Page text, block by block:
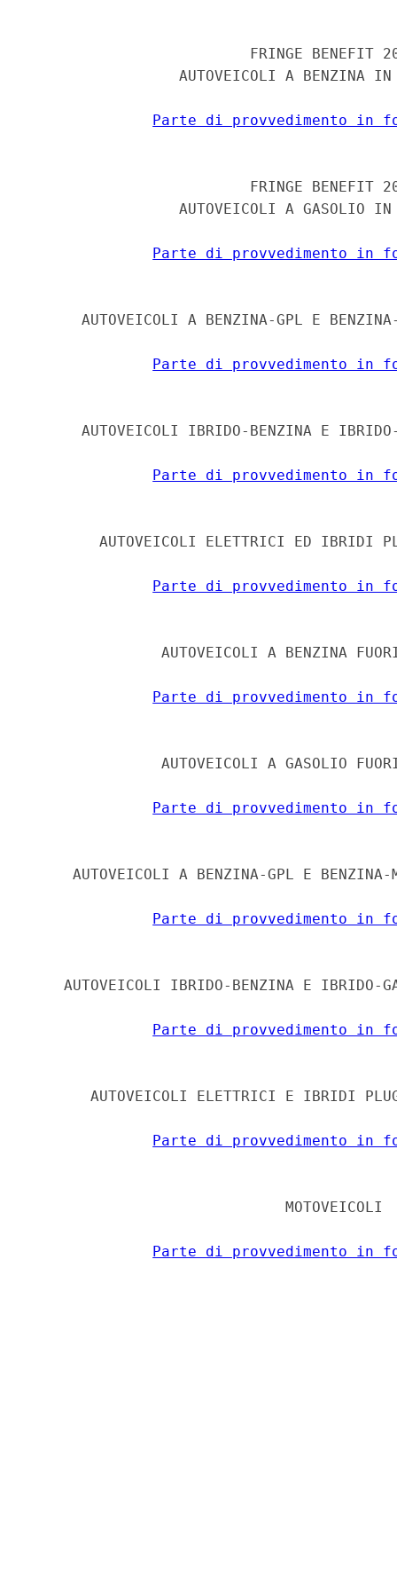
FRINGE BENEFIT
AUTOVEICOLI A BENZINA
Parte di provvedimento in
FRINGE BENEFIT
AUTOVEICOLI A GASOLIO
Parte di provvedimento in
AUTOVEICOLI A BENZINA-GPL E
Parte di provvedimento in
AUTOVEICOLI IBRIDO-BENZINA E
Parte di provvedimento in
AUTOVEICOLI ELETTRICI ED IBRIDI
Parte di provvedimento in
AUTOVEICOLI A BENZINA
Parte di provvedimento in
AUTOVEICOLI A GASOLIO
Parte di provvedimento in
AUTOVEICOLI A BENZINA-GPL E
Parte di provvedimento in
AUTOVEICOLI IBRIDO-BENZINA E IBRIDO-
Parte di provvedimento in
AUTOVEICOLI ELETTRICI E IBRIDI
Parte di provvedimento in
                             MOTOVEICOLI
Parte di provvedimento in